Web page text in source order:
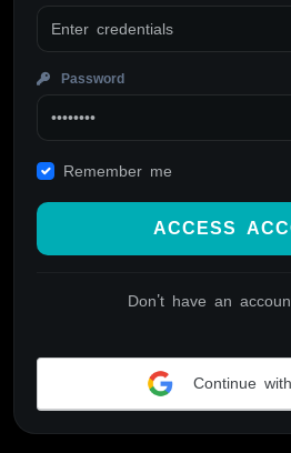
Password
Remember me
ACCESS
Don't have an
Continue